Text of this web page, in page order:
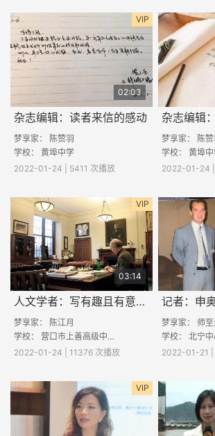
VIP
02:03
杂志编辑：读者来信的感动
梦享家： 陈赞羽
学校： 黄埠中学
2022-01-24 | 5411 次播放
梦享家：
陈
学校： 黄埠
2022-01-24
VIP
03:14
人文学者：写有趣且有意义的话题
梦享家：
陈江月
学校： 营口市上善高级中学
2022-01-24 | 11376 次播放
梦享家： 师
学校： 北宁
2022-01-21 |
VIP